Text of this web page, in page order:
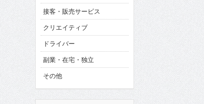
接客・販売サービス
クリエイティブ
ドライバー
副業・在宅・独立
その他